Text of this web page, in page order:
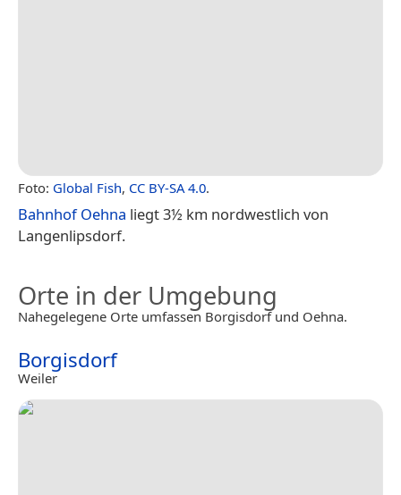
Foto: Global Fish, CC BY-SA 4.0.
Bahnhof Oehna liegt 3½ km nordwestlich von
Langenlipsdorf.
Orte in der Umgebung
Nahegelegene Orte umfassen Borgisdorf und Oehna.
Borgisdorf
Weiler